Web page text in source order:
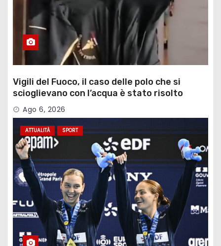
Vigili del Fuoco, il caso delle polo che si
scioglievano con l’acqua è stato risolto
Ago 6, 2026
ATTUALITÀ SPORT